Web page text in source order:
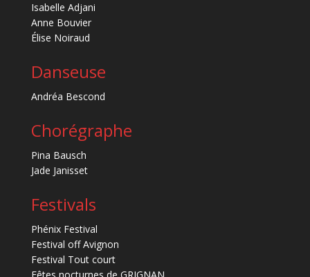
Isabelle Adjani
Anne Bouvier
Élise Noiraud
Danseuse
Andréa Bescond
Chorégraphe
Pina Bausch
Jade Janisset
Festivals
Phénix Festival
Festival off Avignon
Festival Tout court